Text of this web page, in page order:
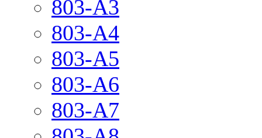
803-A3
803-A4
803-A5
803-A6
803-A7